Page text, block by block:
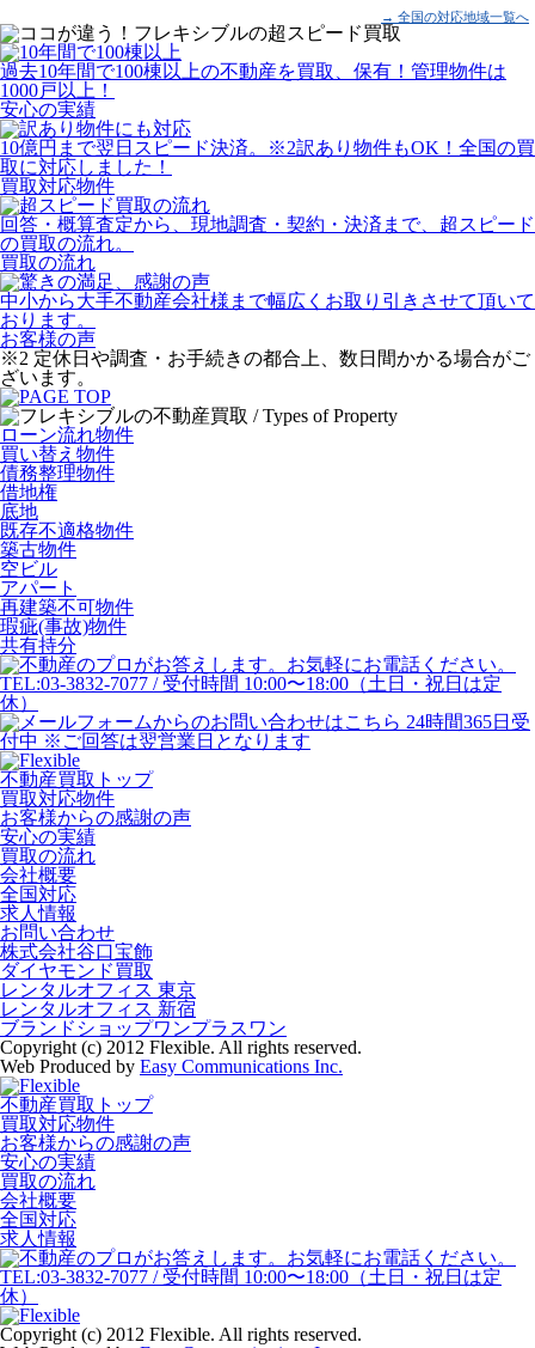
→ 全国の対応地域一覧へ
過去10年間で100棟以上の不動産を買取、保有！管理物件は
1000戸以上！
安心の実績
10億円まで翌日スピード決済。
※2訳あり物件もOK！全国の買
取に対応しました！
買取対応物件
回答・概算査定から、現地調査・契約・決済まで、超スピード
の買取の流れ。
買取の流れ
中小から大手不動産会社様まで幅広くお取り引きさせて頂いて
おります。
お客様の声
※2 定休日や調査・お手続きの都合上、数日間かかる場合がご
ざいます。
ローン流れ物件
買い替え物件
債務整理物件
借地権
底地
既存不適格物件
築古物件
空ビル
アパート
再建築不可物件
瑕疵(事故)物件
共有持分
不動産買取トップ
買取対応物件
お客様からの感謝の声
安心の実績
買取の流れ
会社概要
全国対応
求人情報
お問い合わせ
株式会社谷口宝飾
ダイヤモンド買取
レンタルオフィス 東京
レンタルオフィス 新宿
ブランドショップワンプラスワン
Copyright (c) 2012 Flexible. All rights reserved.
Web Produced by Easy Communications Inc.
不動産買取トップ
買取対応物件
お客様からの感謝の声
安心の実績
買取の流れ
会社概要
全国対応
求人情報
Copyright (c) 2012 Flexible. All rights reserved.